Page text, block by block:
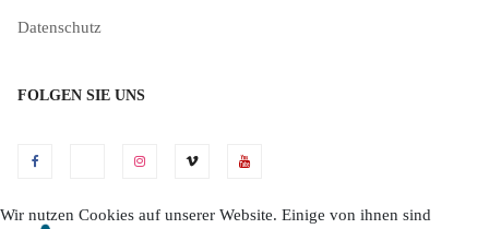
Datenschutz
FOLGEN SIE UNS
Wir nutzen Cookies auf unserer Website. Einige von ihnen sind